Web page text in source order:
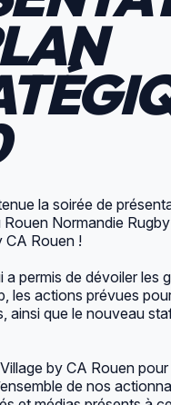
la soirée de
Normandie
CA Rouen !
permis de dévoiler les
les actions prévues
ainsi que le nouveau
Village by CA Rouen
de nos